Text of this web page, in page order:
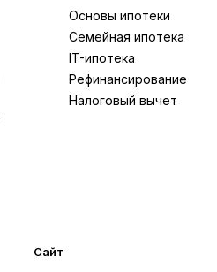
Основы ипотеки
Семейная ипотека
IT-ипотека
Рефинансирование
Налоговый вычет
Сайт